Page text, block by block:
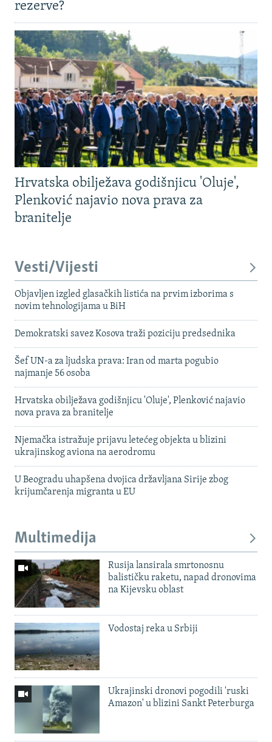
rezerve?
Hrvatska obilježava godišnjicu 'Oluje',
Plenković najavio nova prava za
branitelje
Vesti/Vijesti
Objavljen izgled glasačkih listića na prvim izborima s
novim tehnologijama u BiH
Demokratski savez Kosova traži poziciju predsednika
Šef UN-a za ljudska prava: Iran od marta pogubio
najmanje 56 osoba
Hrvatska obilježava godišnjicu 'Oluje', Plenković najavio
nova prava za branitelje
Njemačka istražuje prijavu letećeg objekta u blizini
ukrajinskog aviona na aerodromu
U Beogradu uhapšena dvojica državljana Sirije zbog
krijumčarenja migranta u EU
Multimedija
Rusija lansirala smrtonosnu
balističku raketu, napad dronovima
na Kijevsku oblast
Vodostaj reka u Srbiji
Ukrajinski dronovi pogodili 'ruski
Amazon' u blizini Sankt Peterburga